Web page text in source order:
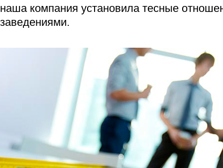
наша компания установила тесные
заведениями.